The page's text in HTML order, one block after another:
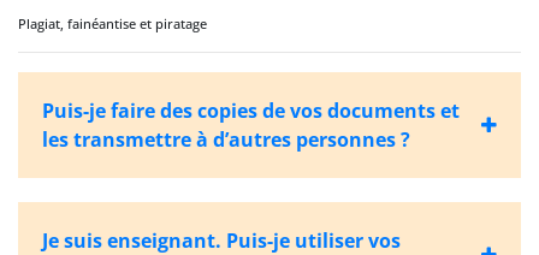
Plagiat, fainéantise et piratage
Puis-je faire des copies de vos documents et
les transmettre à d’autres personnes ?
Je suis enseignant. Puis-je utiliser vos